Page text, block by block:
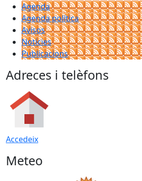
Agenda
Agenda política
Avisos
Notícies
Publicacions
Adreces i telèfons
Accedeix
Meteo